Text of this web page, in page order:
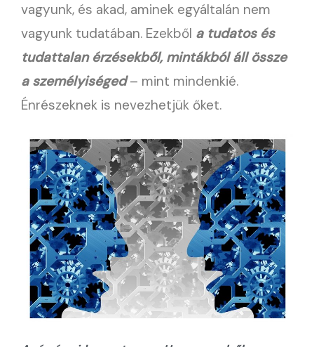
vagyunk, és akad, aminek egyáltalán nem
vagyunk tudatában. Ezekből a tudatos és
tudattalan érzésekből, mintákból áll össze
a személyiséged– mint mindenkié.
Énrészeknek is nevezhetjük őket.